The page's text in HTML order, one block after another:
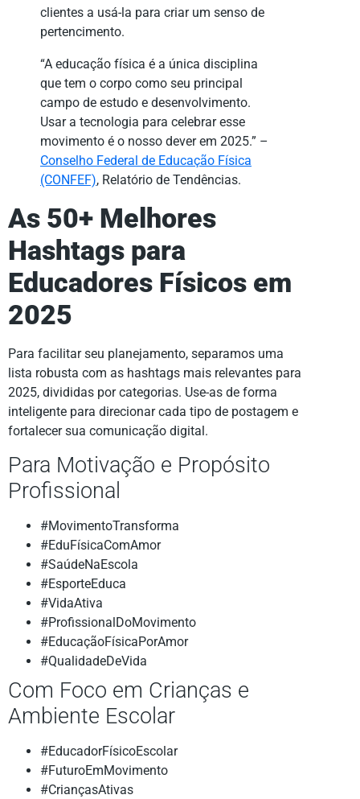
clientes a usá-la para criar um senso de
pertencimento.
“A educação física é a única disciplina
que tem o corpo como seu principal
campo de estudo e desenvolvimento.
Usar a tecnologia para celebrar esse
movimento é o nosso dever em 2025.” –
Conselho Federal de Educação Física
(CONFEF), Relatório de Tendências.
As 50+ Melhores
Hashtags para
Educadores Físicos em
2025
Para facilitar seu planejamento, separamos uma
lista robusta com as hashtags mais relevantes para
2025, divididas por categorias. Use-as de forma
inteligente para direcionar cada tipo de postagem e
fortalecer sua comunicação digital.
Para Motivação e Propósito
Profissional
#MovimentoTransforma
#EduFísicaComAmor
#SaúdeNaEscola
#EsporteEduca
#VidaAtiva
#ProfissionalDoMovimento
#EducaçãoFísicaPorAmor
#QualidadeDeVida
Com Foco em Crianças e
Ambiente Escolar
#EducadorFísicoEscolar
#FuturoEmMovimento
#CriançasAtivas